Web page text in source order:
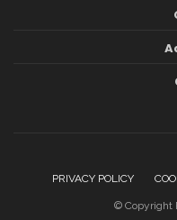
PRIVACY POLICY
© Copyright